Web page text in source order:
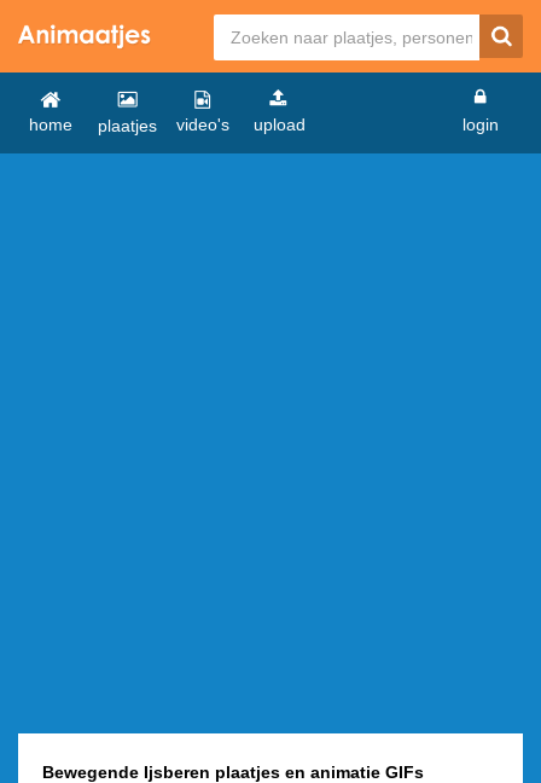
home plaatjes video's upload login
Bewegende Ijsberen plaatjes en animatie GIFs